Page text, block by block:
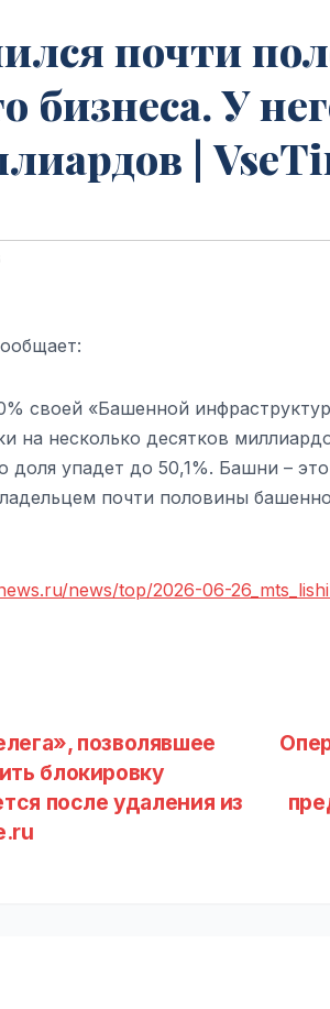
почти
бизнеса. У
|
своей «Башенной
на несколько десятков
доля упадет до 50,1%. Башни –
почти половины
news/top/2026-06-
позволявшее
блокировку
после удаления из